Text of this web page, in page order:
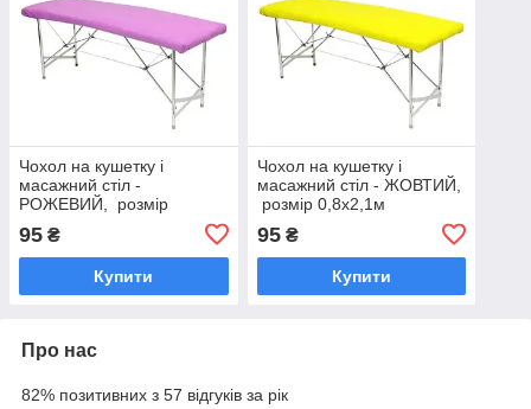
Чохол на кушетку і
масажний стіл -
РОЖЕВИЙ, розмір
95 ₴
Купити
Чохол на кушетку і
масажний стіл - ЖОВТИЙ,
розмір 0,8х2,1м
95₴
Купити
Про нас
82% позитивних з 57 відгуків за рік